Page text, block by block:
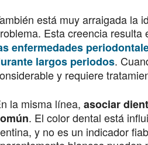
está muy arraigada la
Esta creencia
enfermedades
largos periodos.
y requiere
la misma línea, asociar
. El color dental está
y no es un indicador